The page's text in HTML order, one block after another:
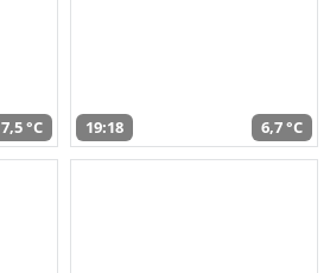
7,5 °C 19:18 6,7 °C